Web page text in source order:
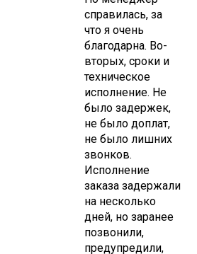
справилась, за
что я очень
благодарна. Во-
вторых, сроки и
техническое
исполнение. Не
было задержек,
не было доплат,
не было лишних
звонков.
Исполнение
заказа задержали
на несколько
дней, но заранее
позвонили,
предупредили,